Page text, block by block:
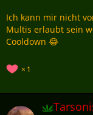
Ich kann mir nicht
Multis erlaubt sein
Cooldown 😂
1